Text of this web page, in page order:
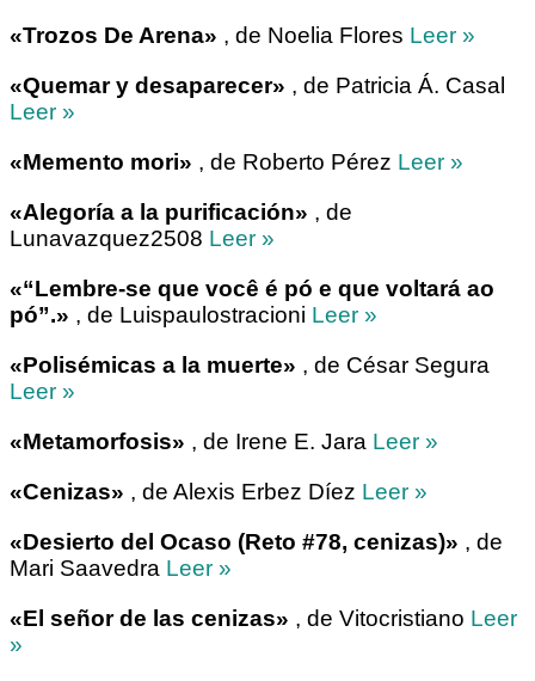
«Trozos De Arena» , de Noelia Flores Leer »
«Quemar y desaparecer» , de Patricia Á. Casal
Leer »
«Memento mori» , de Roberto Pérez Leer »
«Alegoría a la purificación» , de
Lunavazquez2508 Leer »
«“Lembre-se que você é pó e que voltará ao
pó”.» , de Luispaulostracioni Leer »
«Polisémicas a la muerte» , de César Segura
Leer »
«Metamorfosis» , de Irene E. Jara Leer »
«Cenizas» , de Alexis Erbez Díez Leer »
«Desierto del Ocaso (Reto #78, cenizas)» , de
Mari Saavedra Leer »
«El señor de las cenizas» , de Vitocristiano Leer
»